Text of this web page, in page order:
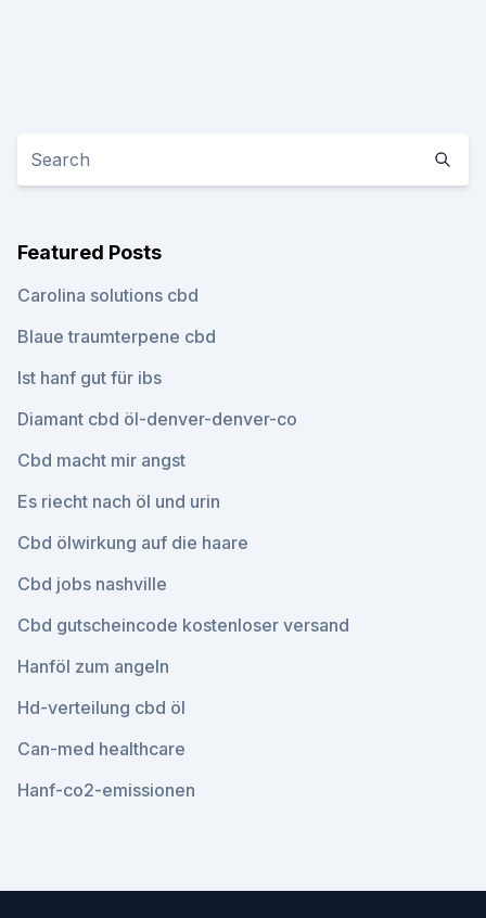
Featured Posts
Carolina solutions cbd
Blaue traumterpene cbd
Ist hanf gut für ibs
Diamant cbd öl-denver-denver-co
Cbd macht mir angst
Es riecht nach öl und urin
Cbd ölwirkung auf die haare
Cbd jobs nashville
Cbd gutscheincode kostenloser versand
Hanföl zum angeln
Hd-verteilung cbd öl
Can-med healthcare
Hanf-co2-emissionen